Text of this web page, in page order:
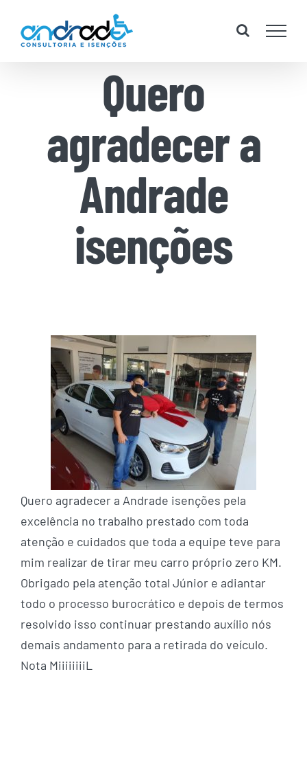
content
Quero
agradecer a
Andrade
isenções
Quero agradecer a Andrade isenções pela
excelência no trabalho prestado com toda
atenção e cuidados que toda a equipe teve para
mim realizar de tirar meu carro próprio zero KM.
Obrigado pela atenção total Júnior e adiantar
todo o processo burocrático e depois de termos
resolvido isso continuar prestando auxílio nós
demais andamento para a retirada do veículo.
Nota MiiiiiiiiL